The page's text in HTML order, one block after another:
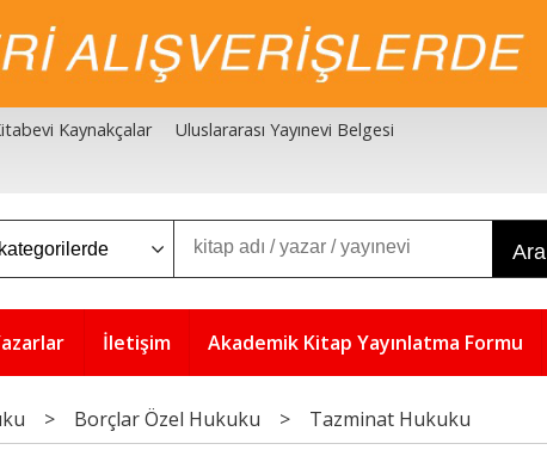
Kaynakçalar Uluslararası Yayınevi Belgesi
Ara
İletişim Akademik Kitap Yayınlatma Formu
> Borçlar Özel Hukuku > Tazminat Hukuku